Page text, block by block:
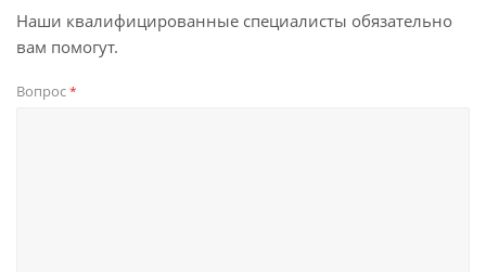
Наши квалифицированные специалисты обязательно
вам помогут.
Вопрос*